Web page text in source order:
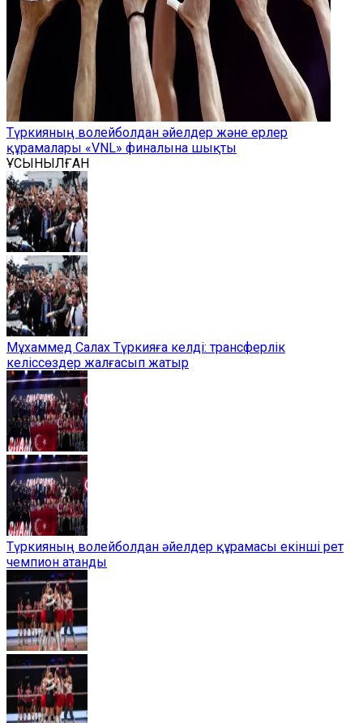
Түркияның волейболдан әйелдер және ерлер
құрамалары «VNL» финалына шықты
ҰСЫНЫЛҒАН
Мұхаммед Салах Түркияға келді: трансферлік
келіссөздер жалғасып жатыр
Түркияның волейболдан әйелдер құрамасы екінші рет
чемпион атанды